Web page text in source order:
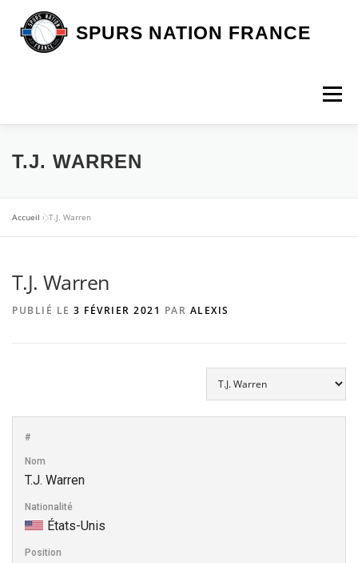
contenu
SPURS NATION FRANCE
Menu
DEVENIR MEMBRE
NOS VOYAGES
ARTICLES
T.J. WARREN
Accueil »T.J. Warren
T.J. Warren
PUBLIÉ LE 3 FÉVRIER 2021 PAR ALEXIS
#
Nom
T.J. Warren
Nationalité
États-Unis
Position